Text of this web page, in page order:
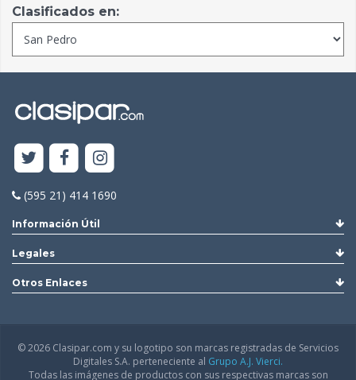
Clasificados en:
(595 21) 414 1690
Información Útil
Legales
Otros Enlaces
© 2026 Clasipar.com y su logotipo son marcas registradas de Servicios
Digitales S.A. perteneciente al Grupo A.J. Vierci.
Todas las imágenes de productos con sus respectivas marcas son